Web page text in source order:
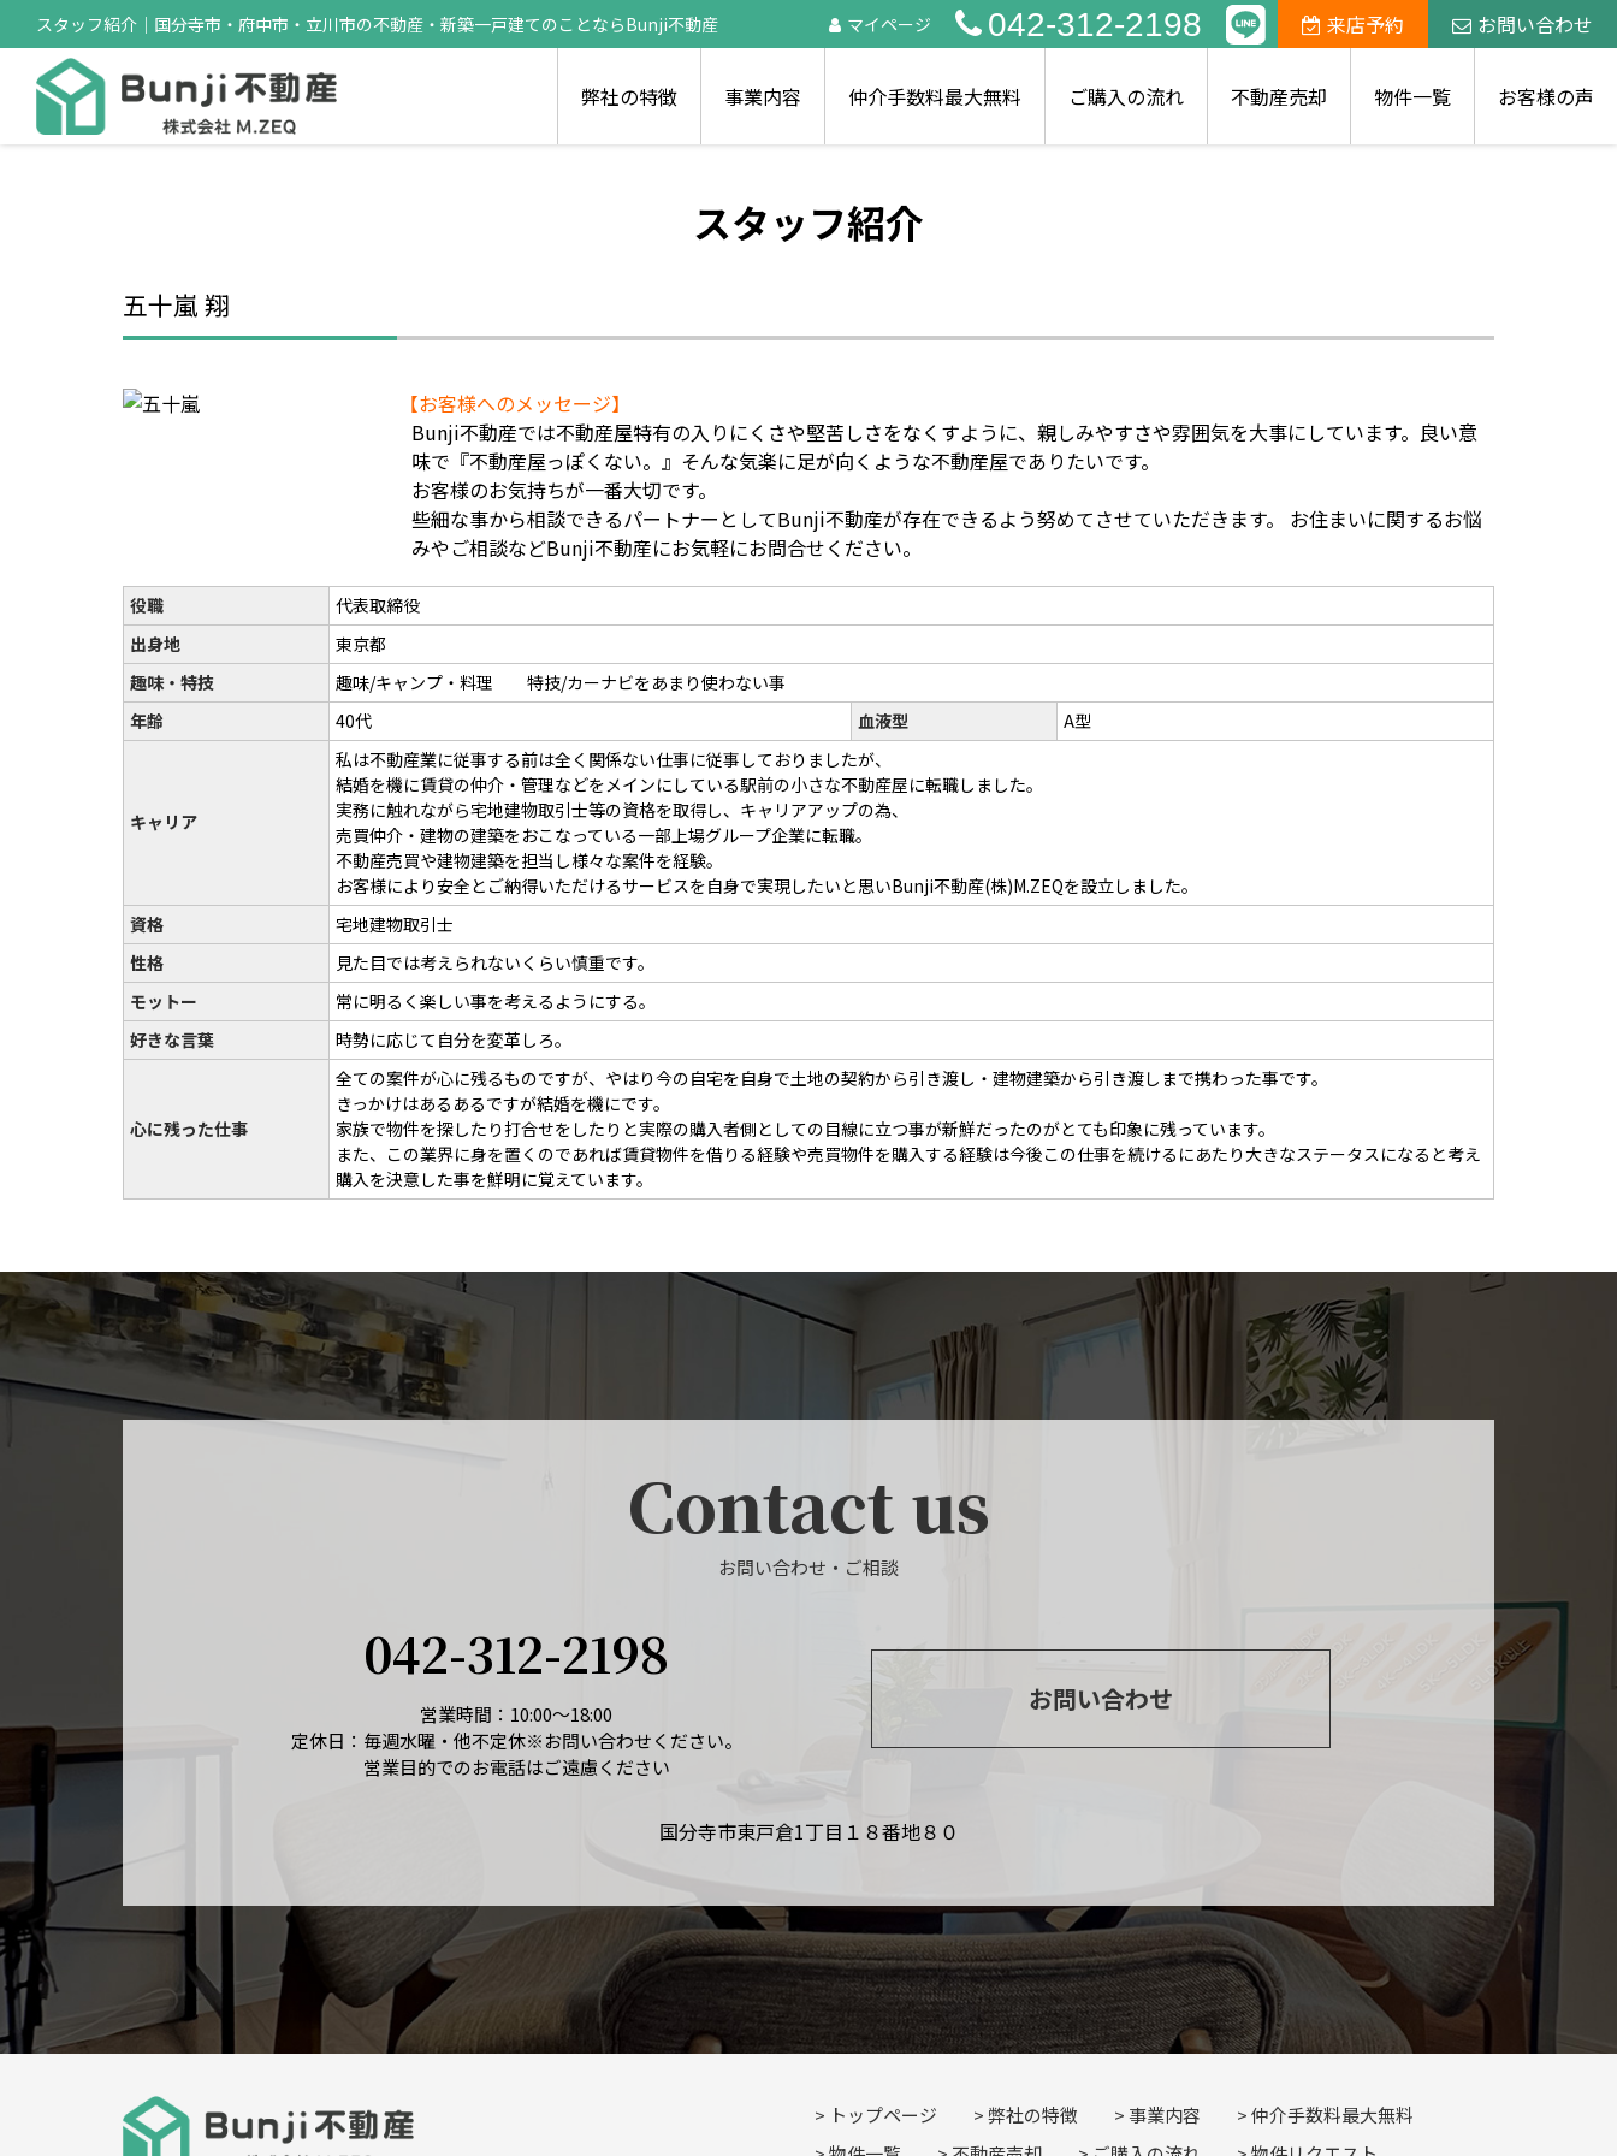
スタッフ紹介｜国分寺市・府中市・立川市の不動産・新築一戸建てのことならBunji不動産 マイページ 042-312-2198 来店予約 お問い合わせ
弊社の特徴 事業内容 仲介手数料最大無料 ご購入の流れ 不動産売却 物件一覧 お客様の声
スタッフ紹介
五十嵐 翔
【お客様へのメッセージ】
Bunji不動産では不動産屋特有の入りにくさや堅苦しさをなくすように、親しみやすさや雰囲気を大事にしています。良い意
味で『不動産屋っぽくない。』そんな気楽に足が向くような不動産屋でありたいです。
お客様のお気持ちが一番大切です。
些細な事から相談できるパートナーとしてBunji不動産が存在できるよう努めてさせていただきます。 お住まいに関するお悩
みやご相談などBunji不動産にお気軽にお問合せください。
役職
代表取締役
出身地
東京都
趣味・特技
趣味/キャンプ・料理 特技/カーナビをあまり使わない事
年齢
40代 血液型 A型
キャリア
私は不動産業に従事する前は全く関係ない仕事に従事しておりましたが、
結婚を機に賃貸の仲介・管理などをメインにしている駅前の小さな不動産屋に転職しました。
実務に触れながら宅地建物取引士等の資格を取得し、キャリアアップの為、
売買仲介・建物の建築をおこなっている一部上場グループ企業に転職。
不動産売買や建物建築を担当し様々な案件を経験。
お客様により安全とご納得いただけるサービスを自身で実現したいと思いBunji不動産(株)M.ZEQを設立しました。
資格
宅地建物取引士
性格
見た目では考えられないくらい慎重です。
モットー
常に明るく楽しい事を考えるようにする。
好きな言葉
時勢に応じて自分を変革しろ。
心に残った仕事
全ての案件が心に残るものですが、やはり今の自宅を自身で土地の契約から引き渡し・建物建築から引き渡しまで携わった事です。
きっかけはあるあるですが結婚を機にです。
家族で物件を探したり打合せをしたりと実際の購入者側としての目線に立つ事が新鮮だったのがとても印象に残っています。
また、この業界に身を置くのであれば賃貸物件を借りる経験や売買物件を購入する経験は今後この仕事を続けるにあたり大きなステータスになると考え
購入を決意した事を鮮明に覚えています。
Contact us
お問い合わせ・ご相談
042-312-2198
営業時間：10:00～18:00
定休日：毎週水曜・他不定休※お問い合わせください。
営業目的でのお電話はご遠慮ください
お問い合わせ
国分寺市東戸倉1丁目１８番地８０
トップページ 弊社の特徴 事業内容
仲介手数料最大無料